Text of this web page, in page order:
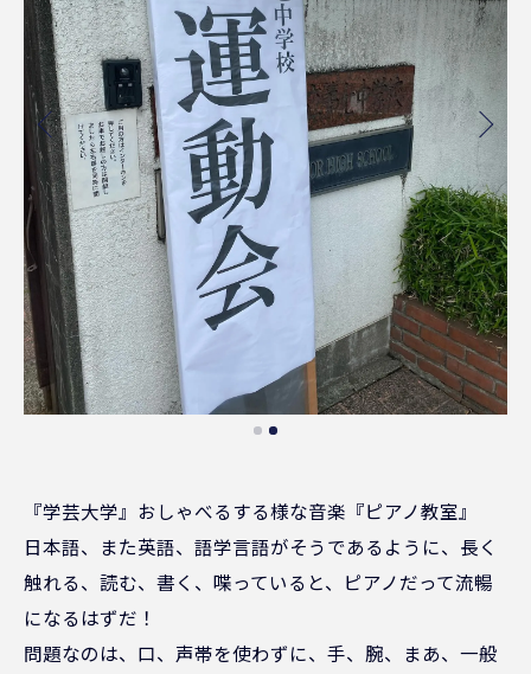
『学芸大学』おしゃべるする様な音楽『ピアノ教室』
日本語、また英語、語学言語がそうであるように、長く
触れる、読む、書く、喋っていると、ピアノだって流暢
になるはずだ！
問題なのは、口、声帯を使わずに、手、腕、まあ、一般